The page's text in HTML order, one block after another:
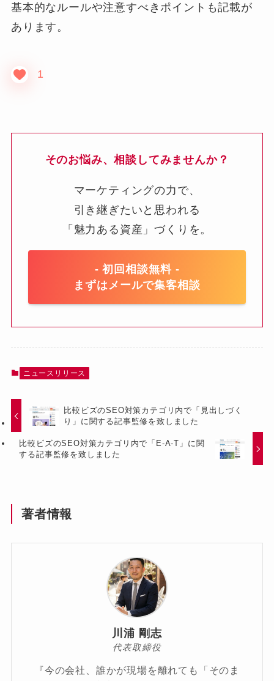
基本的なルールや注意すべきポイントも記載が
あります。
1
そのお悩み、相談してみませんか？
マーケティングの力で、
引き継ぎたいと思われる
「魅力ある資産」づくりを。
- 初回相談無料 -
まずはメールで集客相談
ニュースリリース
比較ビズのSEO対策カテゴリ内で「見出しづく
り」に関する記事監修を致しました
比較ビズのSEO対策カテゴリ内で「E-A-T」に関
する記事監修を致しました
著者情報
川浦 剛志
代表取締役
『今の会社、誰かが現場を離れても「そのま